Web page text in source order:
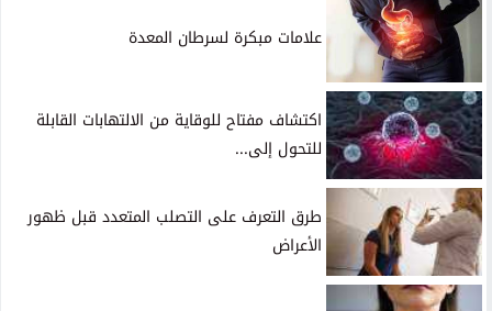
علامات مبكرة لسرطان المعدة
اكتشاف مفتاح للوقاية من الالتهابات القابلة
للتحول إلى...
طرق التعرف على التصلب المتعدد قبل ظهور
الأعراض